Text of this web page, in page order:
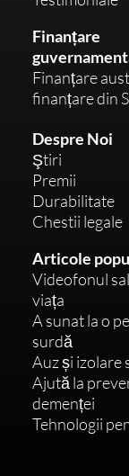
Finanțare
Finanțare
finanțare din
Despre Noi
Ştiri
Premii
Durabilitate
Chestii legale
Articole
Videofonul
viața
A sunat la o
surdă
Auz și izolare
Ajută la
demenței
Tehnologii